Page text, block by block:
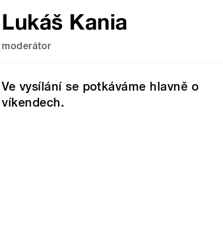
Lukáš Kania
moderátor
Ve vysílání se potkáváme hlavně o
víkendech.